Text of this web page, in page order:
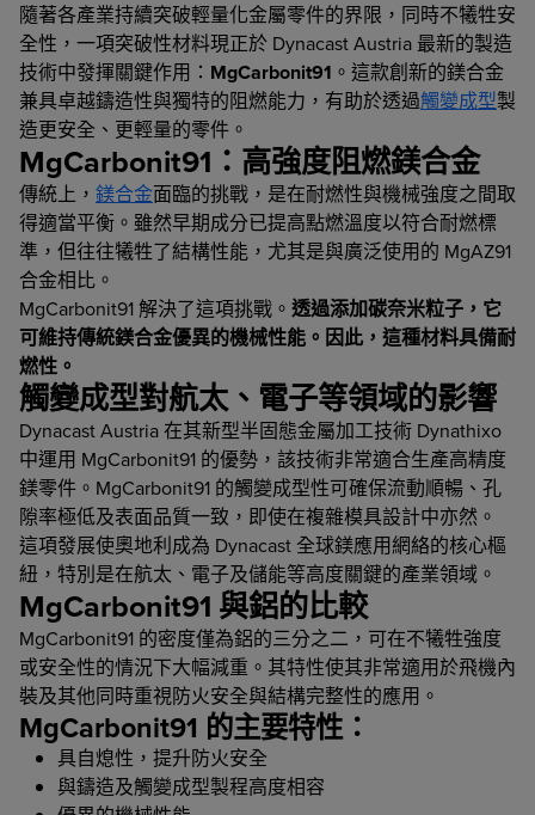
隨著各產業持續突破輕量化金屬零件的界限，同時不犧牲安
全性，一項突破性材料現正於 Dynacast Austria 最新的製造
技術中發揮關鍵作用： MgCarbonit91 。這款創新的鎂合金
兼具卓越鑄造性與獨特的阻燃能力，有助於透過觸變成型製
造更安全、更輕量的零件。
MgCarbonit91：高強度阻燃鎂合金
傳統上， 鎂合金面臨的挑戰，是在耐燃性與機械強度之間取
得適當平衡。雖然早期成分已提高點燃溫度以符合耐燃標
準，但往往犧牲了結構性能，尤其是與廣泛使用的 MgAZ91
合金相比。
MgCarbonit91 解決了這項挑戰。 透過添加碳奈米粒子，它
可維持傳統鎂合金優異的機械性能。因此，這種材料具備耐
燃性 。
觸變成型對航太、電子等領域的影響
Dynacast Austria 在其新型半固態金屬加工技術 Dynathixo
中運用 MgCarbonit91 的優勢，該技術非常適合生產高精度
鎂零件。MgCarbonit91 的觸變成型性可確保流動順暢、孔
隙率極低及表面品質一致，即使在複雜模具設計中亦然。
這項發展使奧地利成為 Dynacast 全球鎂應用網絡的核心樞
紐，特別是在航太、電子及儲能等高度關鍵的產業領域。
MgCarbonit91 與鋁的比較
MgCarbonit91 的密度僅為鋁的三分之二，可在不犧牲強度
或安全性的情況下大幅減重。其特性使其非常適用於飛機內
裝及其他同時重視防火安全與結構完整性的應用。
MgCarbonit91 的主要特性：
具自熄性，提升防火安全
與鑄造及觸變成型製程高度相容